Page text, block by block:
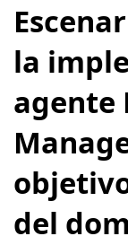
la
agente
del